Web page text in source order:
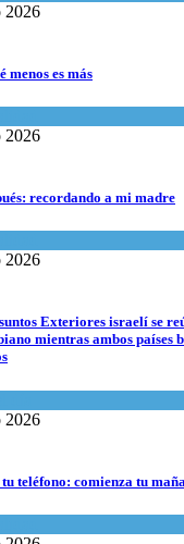
2026
menos es más
2026
recordando a mi madre
2026
Exteriores israelí se
mientras ambos países
2026
teléfono: comienza tu